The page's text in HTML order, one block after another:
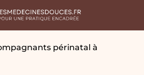
périnatal à